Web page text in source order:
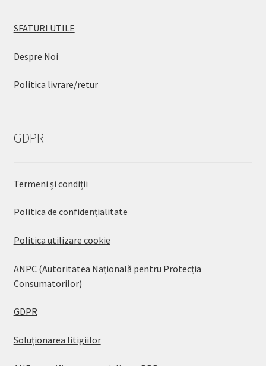
SFATURI UTILE
Despre Noi
Politica livrare/retur
GDPR
Termeni și condiții
Politica de confidențialitate
Politica utilizare cookie
ANPC (Autoritatea Națională pentru Protecția
Consumatorilor)
GDPR
Soluționarea litigiilor